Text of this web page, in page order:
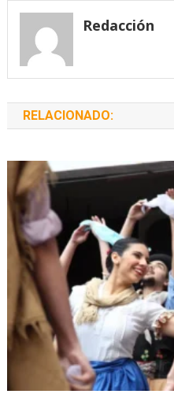
entradas
Redacción
RELACIONADO: